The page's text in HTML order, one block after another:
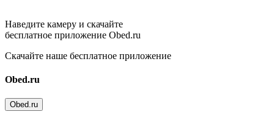
Наведите камеру и скачайте
бесплатное приложение Obed.ru
Скачайте наше бесплатное приложение
Obed.ru
Obed.ru